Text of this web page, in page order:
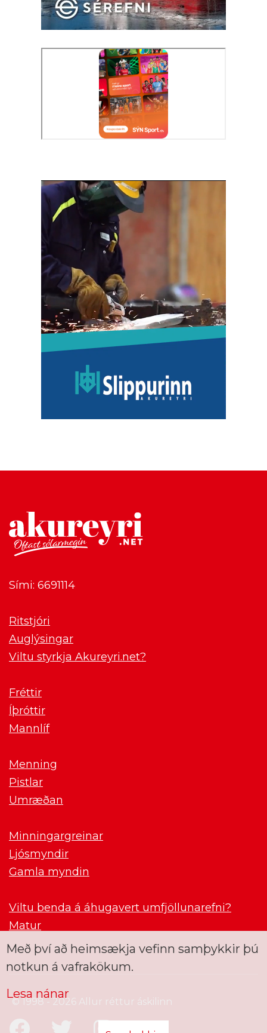
Sími: 6691114
Ritstjóri
Auglýsingar
Viltu styrkja Akureyri.net?
Fréttir
Íþróttir
Mannlíf
Menning
Pistlar
Umræðan
Minningargreinar
Ljósmyndir
Gamla myndin
Viltu benda á áhugavert umfjöllunarefni?
Matur
© 1998 - 2026 Allur réttur áskilinn
Með því að heimsækja vefinn samþykkir þú
notkun á vafrakökum.
Lesa nánar